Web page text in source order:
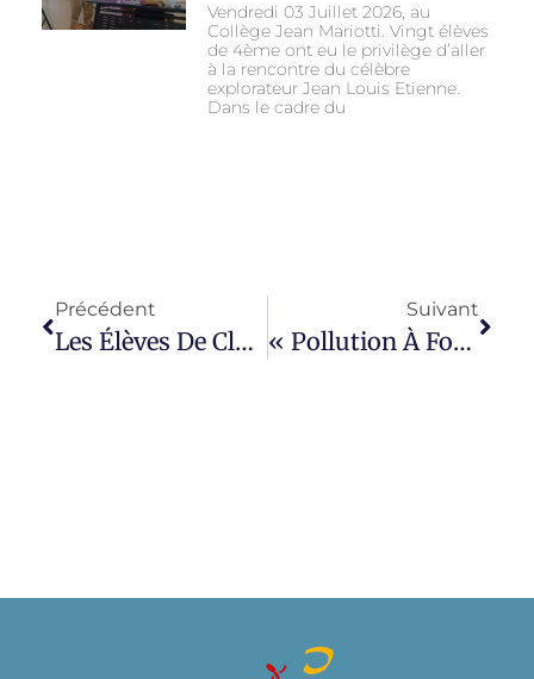
Vendredi 03 Juillet 2026, au
Collège Jean Mariotti. Vingt élèves
de 4ème ont eu le privilège d’aller
à la rencontre du célèbre
explorateur Jean Louis Etienne.
Dans le cadre du
Précédent
Les Élèves De Cluny Récompensés Pour Leur Engagement
Suivant
« Pollution À Fond ! » Un Défi Chargé En CO2